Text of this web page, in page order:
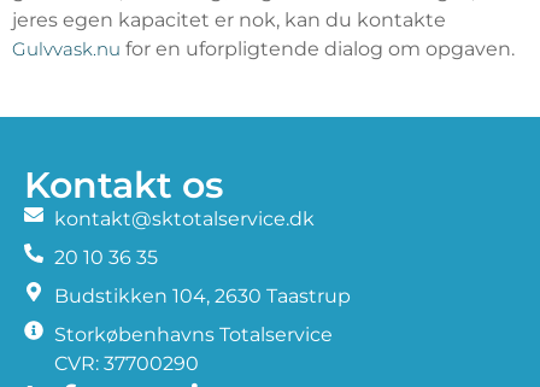
jeres egen kapacitet er nok, kan du kontakte
Gulvvask.nu for en uforpligtende dialog om opgaven.
Kontakt os
kontakt@sktotalservice.dk
20 10 36 35
​Budstikken 104, 2630 Taastrup
Storkøbenhavns Totalservice
CVR: 37700290